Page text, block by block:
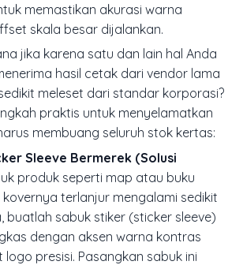
memastikan akurasi warna
skala besar dijalankan.
jika karena satu dan lain hal Anda
hasil cetak dari vendor lama
meleset dari standar korporasi?
praktis untuk menyelamatkan
membuang seluruh stok kertas:
Sleeve Bermerek (Solusi
produk seperti map atau buku
terlanjur mengalami sedikit
buatlah sabuk stiker (sticker sleeve)
dengan aksen warna kontras
presisi. Pasangkan sabuk ini